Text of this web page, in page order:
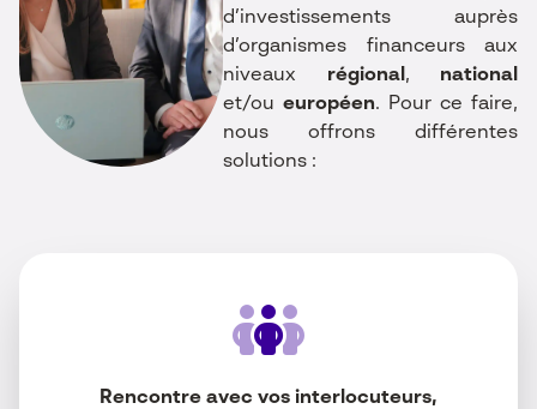
d’investissements auprès
d’organismes financeurs aux
niveaux régional , national
et/oueuropéen. Pour ce faire,
nous offrons différentes
solutions :
Rencontre avec vos interlocuteurs,